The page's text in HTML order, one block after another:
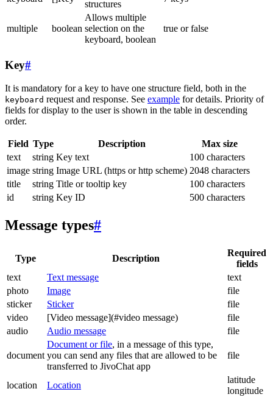
structures
multiple boolean
Allows multiple
selection on the
keyboard, boolean
true or false
Key#
It is mandatory for a key to have one structure field, both in the
keyboard request and response. See example for details. Priority of
fields for display to the user is shown in the table in descending
order.
Field Type Description
Max size
text
string Key text
100 characters
image string Image URL (https or http scheme) 2048 characters
title
string Title or tooltip key
100 characters
id
string Key ID 500 characters
Message types#
Type Description
Required
fields
text
Text message
text
photo
Image
file
sticker
Sticker
file
video
[Video message](#video message)
file
audio
Audio message file
document
Document or file, in a message of this type,
you can send any files that are allowed to be
transferred to JivoChat app
file
location Location
latitude
longitude